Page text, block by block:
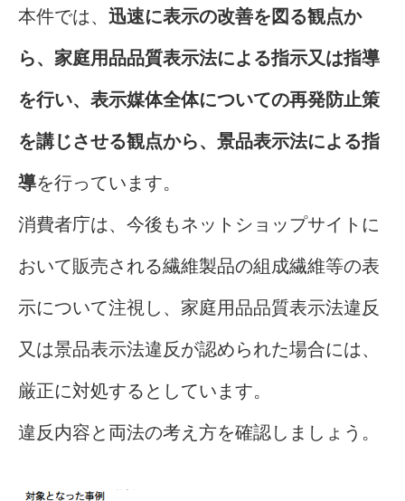
本件では、 迅速に表示の改善を図る観点か
ら、家庭用品品質表示法による指示又は指導
を行い、表示媒体全体についての再発防止策
を講じさせる観点から、景品表示法による指
導を行っています。
消費者庁は、今後もネットショップサイトに
おいて販売される繊維製品の組成繊維等の表
示について注視し、家庭用品品質表示法違反
又は景品表示法違反が認められた場合には、
厳正に対処するとしています。
違反内容と両法の考え方を確認しましょう。